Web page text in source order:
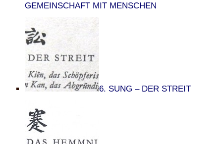
GEMEINSCHAFT MIT MENSCHEN
6. SUNG – DER STREIT